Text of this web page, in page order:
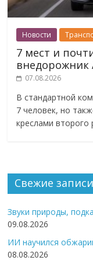
Новости
7 мест и
внедорожник
07.08.2026
В стандартной
7 человек, но
креслами второго
Свежие
Звуки природы,
09.08.2026
ИИ научился
08.08.2026